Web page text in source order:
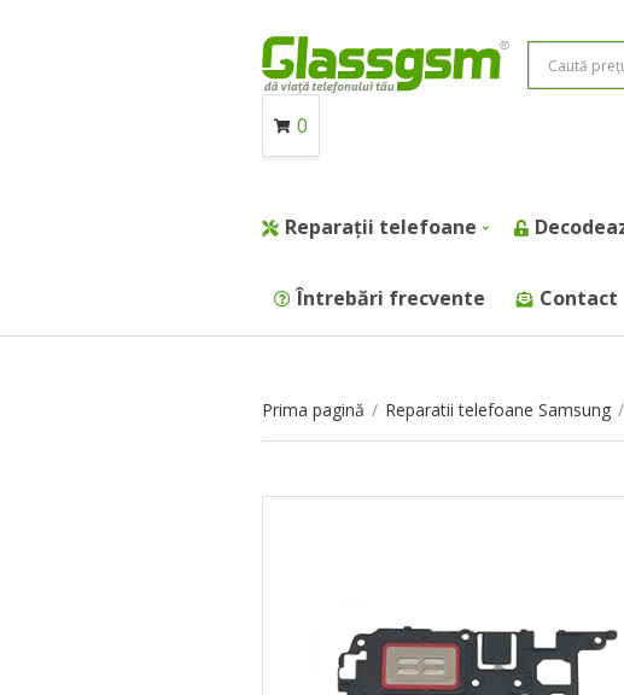
0
Reparații telefoane
Întrebări frecvente Contact
Prima pagină / Reparatii telefoane Samsung /